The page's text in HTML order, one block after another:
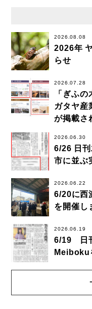
2026.08.08
2026年
らせ
2026.07.28
「ぎふ
ガタヤ産
が掲載さ
2026.06.30
6/26 日
市に並ぶ
2026.06.22
6/20に西
を開催し
2026.06.19
6/19 日
Meiboku